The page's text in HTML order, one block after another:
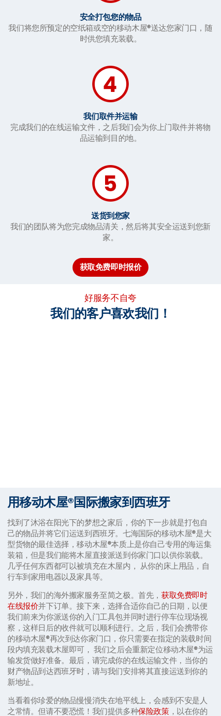
安全打包您的物品
我们将您所预定的空纸箱或空的移动木屋®送达您家门口，随
时供您填充装载。
我们取件并运输
完成我们的在线运输文件，之后我们会为你上门取件并将物
品运输到目的地。
送货到您家
我们的团队将为您完成物品清关，然后将其安全运送到您新
家。
获取免费即时报价
好服务不自夸
我们的客户喜欢我们！
用移动木屋®国际搬家到西班牙
找到了沐浴在阳光下的梦想之家后，你的下一步就是打包自
己的物品并将它们运送到西班牙。七海国际的移动木屋®是大
型货物的最佳选择，移动木屋®本质上是你自己专用的海运集
装箱，但是我们能将木屋直接派送到你家门口以供你装载。
几乎任何东西都可以被填充在木屋内， 从你的床上用品，自
行车到家用电器以及家具等。
另外，我们的海外搬家服务至简之极。首先， 获取免费即时
在线报价并下订单。接下来，选择合适你自己的日期，以便
我们前来为你派送你的入门工具包并同时进行停车位现场视
察，这样日后的收件就可以顺利进行。之后，我们会携带你
的移动木屋®再次到达你家门口，你只需要在指定的装载时间
段内填充装载木屋即可， 我们之后会重新定位移动木屋®为运
输发货做好准备。最后，请完成你的在线运输文件，当你的
财产物品到达西班牙时，请与我们安排将其直接运送到你的
新地址。
当看着你珍爱的物品慢慢消失在地平线上，会感到不安是人
之常情。但请不要恐慌！我们提供多种保险政策，以在你的